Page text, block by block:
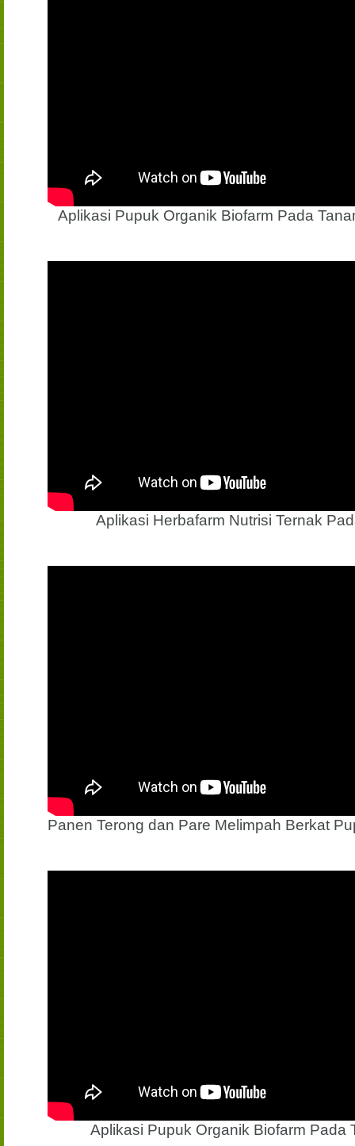
Aplikasi Pupuk Organik Biofarm Pada
Aplikasi Herbafarm Nutrisi Ternak
Panen Terong dan Pare Melimpah Berkat
Aplikasi Pupuk Organik Biofarm Pada